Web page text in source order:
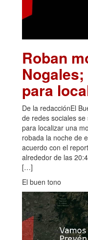
Roban
para
De la redacciónEl
de redes sociales
para localizar una
robada la noche de
acuerdo con el
alrededor de las
[…]
El buen tono